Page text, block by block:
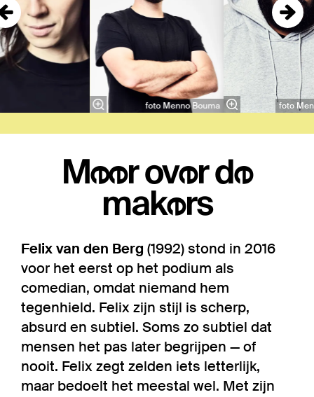
foto Menno Bouma foto
Meer over de
makers
Felix van den Berg (1992) stond in 2016
voor het eerst op het podium als
comedian, omdat niemand hem
tegenhield. Felix zijn stijl is scherp,
absurd en subtiel. Soms zo subtiel dat
mensen het pas later begrijpen — of
nooit. Felix zegt zelden iets letterlijk,
maar bedoelt het meestal wel. Met zijn